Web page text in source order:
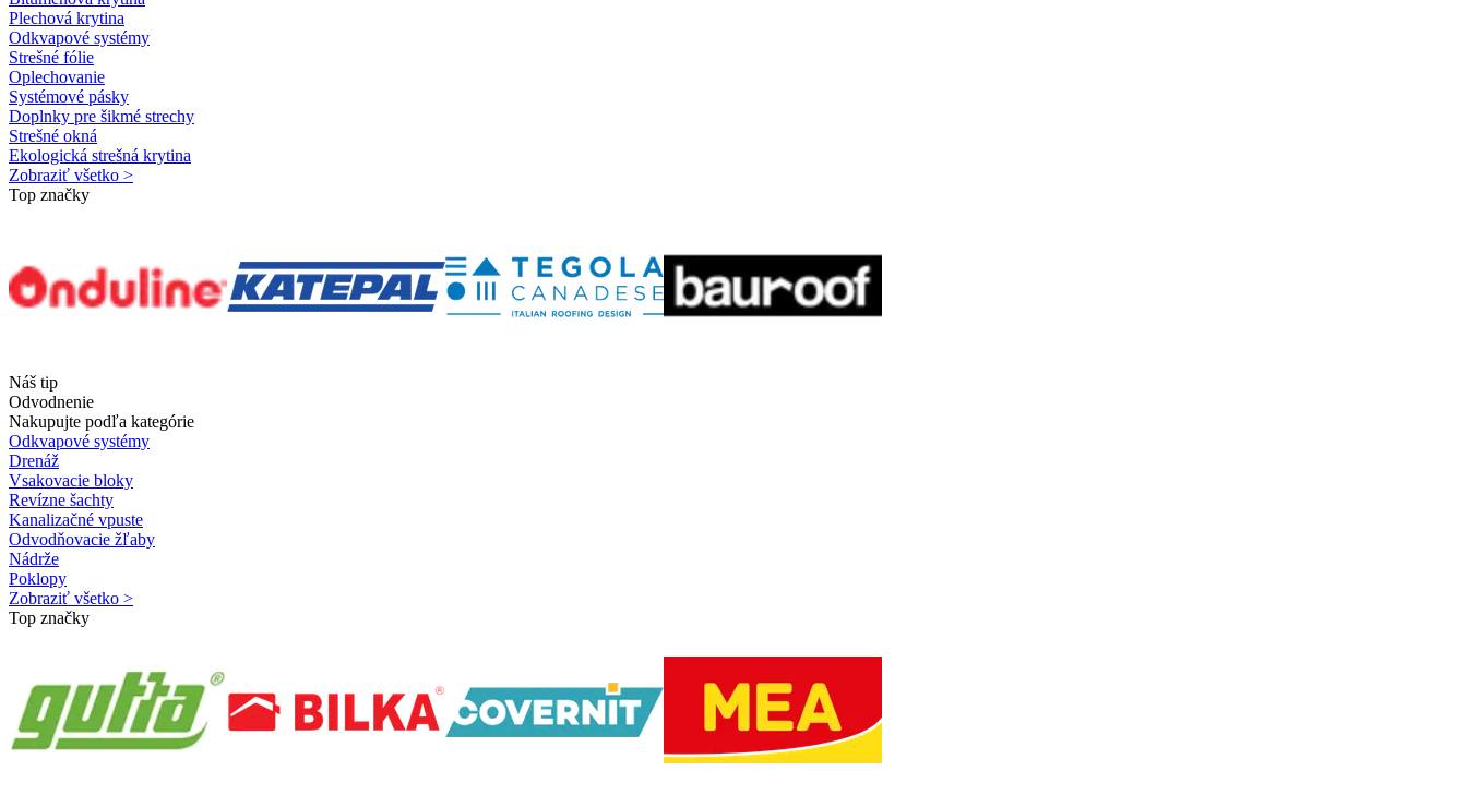
Plechová krytina
Odkvapové systémy
Strešné fólie
Oplechovanie
Systémové pásky
Doplnky pre šikmé strechy
Strešné okná
Ekologická strešná krytina
Zobraziť všetko >
Top značky
Náš tip
Odvodnenie
Nakupujte podľa kategórie
Odkvapové systémy
Drenáž
Vsakovacie bloky
Revízne šachty
Kanalizačné vpuste
Odvodňovacie žľaby
Nádrže
Poklopy
Zobraziť všetko >
Top značky